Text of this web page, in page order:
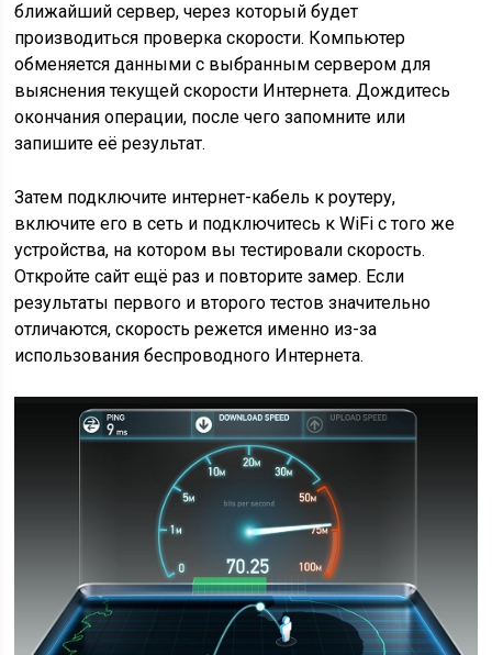
ближайший сервер, через который будет
производиться проверка скорости. Компьютер
обменяется данными с выбранным сервером для
выяснения текущей скорости Интернета. Дождитесь
окончания операции, после чего запомните или
запишите её результат.
Затем подключите интернет-кабель к роутеру,
включите его в сеть и подключитесь к WiFi с того же
устройства, на котором вы тестировали скорость.
Откройте сайт ещё раз и повторите замер. Если
результаты первого и второго тестов значительно
отличаются, скорость режется именно из-за
использования беспроводного Интернета.